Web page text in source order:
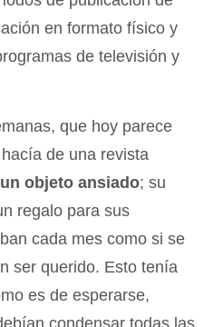
en formato físico y
de televisión y
que hoy parece
de una revista
un objeto ansiado; su
regalo para sus
cada mes como si se
ser querido. Esto tenía
es de esperarse,
condensar todas las